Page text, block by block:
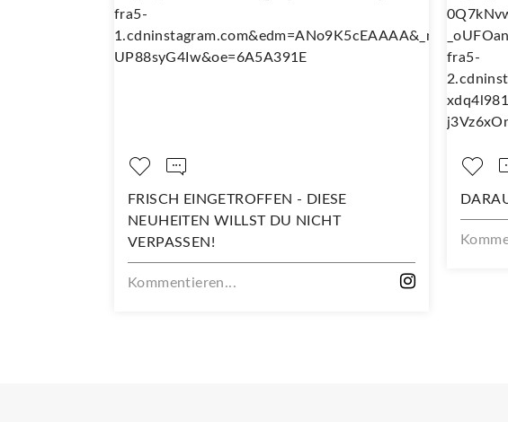
FRISCH EINGETROFFEN - DIESE
NEUHEITEN WILLST DU NICHT
VERPASSEN!
Kommentieren...